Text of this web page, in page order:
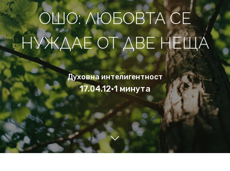
ОШО: ЛЮБОВТА СЕ
НУЖДАЕ ОТ ДВЕ НЕЩА
Духовна интелигентност
17.04.12•1 минута